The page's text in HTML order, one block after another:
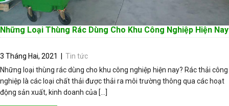
Những Loại Thùng Rác Dùng Cho Khu Công Nghiệp Hiện Nay
3 Tháng Hai, 2021
Tin tức
Những loại thùng rác dùng cho khu công nghiệp hiện nay? Rác thải công
nghiệp là các loại chất thải được thải ra môi trường thông qua các hoạt
động sản xuất, kinh doanh của […]